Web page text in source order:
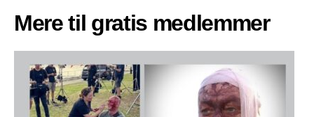
Mere til gratis medlemmer